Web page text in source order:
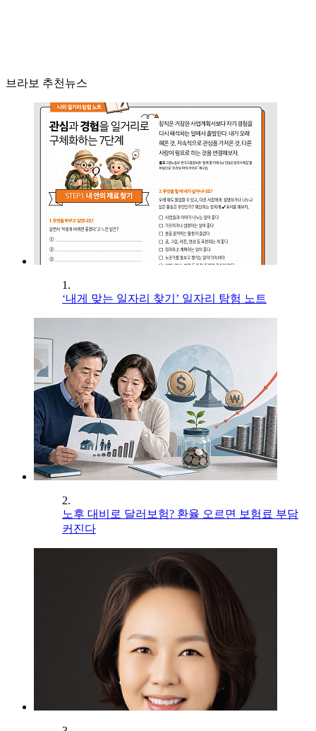
브라보 추천뉴스
1.
‘내게 맞는 일자리 찾기’ 일자리 탐험 노트
2.
노후 대비로 달러보험? 환율 오르면 보험료 부담
커진다